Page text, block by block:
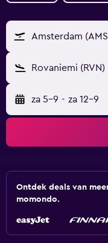
Amsterdam
Rovaniemi (RVN)
za 5-9 - za 12-9
Ontdek deals van
momondo.